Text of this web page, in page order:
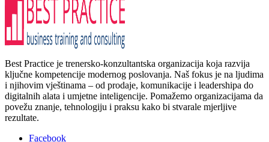
Best Practice je trenersko-konzultantska organizacija koja razvija
ključne kompetencije modernog poslovanja. Naš fokus je na ljudima
i njihovim vještinama – od prodaje, komunikacije i leadershipa do
digitalnih alata i umjetne inteligencije. Pomažemo organizacijama da
povežu znanje, tehnologiju i praksu kako bi stvarale mjerljive
rezultate.
Facebook